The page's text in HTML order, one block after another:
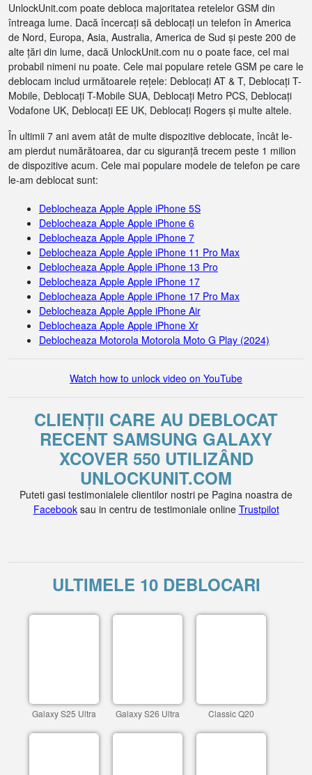
UnlockUnit.com poate debloca majoritatea retelelor GSM din
întreaga lume. Dacă încercați să deblocați un telefon în America
de Nord, Europa, Asia, Australia, America de Sud și peste 200 de
alte țări din lume, dacă UnlockUnit.com nu o poate face, cel mai
probabil nimeni nu poate. Cele mai populare retele GSM pe care le
deblocam includ următoarele rețele: Deblocați AT & T, Deblocați T-
Mobile, Deblocați T-Mobile SUA, Deblocați Metro PCS, Deblocați
Vodafone UK, Deblocați EE UK, Deblocați Rogers și multe altele.
În ultimii 7 ani avem atât de multe dispozitive deblocate, încât le-
am pierdut numărătoarea, dar cu siguranță trecem peste 1 milion
de dispozitive acum. Cele mai populare modele de telefon pe care
le-am deblocat sunt:
Deblocheaza Apple Apple iPhone 5S
Deblocheaza Apple Apple iPhone 6
Deblocheaza Apple Apple iPhone 7
Deblocheaza Apple Apple iPhone 11 Pro Max
Deblocheaza Apple Apple iPhone 13 Pro
Deblocheaza Apple Apple iPhone 17
Deblocheaza Apple Apple iPhone 17 Pro Max
Deblocheaza Apple Apple iPhone Air
Deblocheaza Apple Apple iPhone Xr
Deblocheaza Motorola Motorola Moto G Play (2024)
Watch how to unlock video on YouTube
CLIENȚII CARE AU DEBLOCAT
RECENT SAMSUNG GALAXY
XCOVER 550 UTILIZÂND
UNLOCKUNIT.COM
Puteti gasi testimonialele clientilor nostri pe Pagina noastra de
Facebooksau in centru de testimoniale online Trustpilot
ULTIMELE 10 DEBLOCARI
Galaxy S25 Ultra Galaxy S26 Ultra Classic Q20